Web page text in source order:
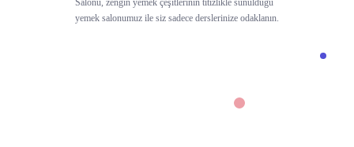
yemek salonumuz ile siz sadece derslerinize odaklanın.